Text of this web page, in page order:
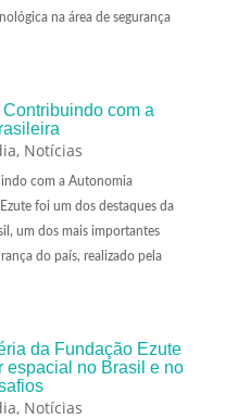
na área de segurança
com a
, Notícias
com a Autonomia
foi um dos destaques da
um dos mais importantes
do país, realizado pela
da Fundação Ezute
espacial no Brasil e no
, Notícias